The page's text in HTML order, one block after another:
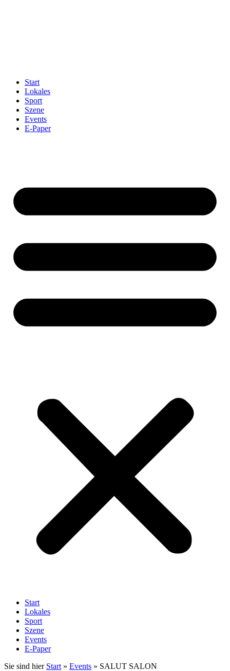
Start
Lokales
Sport
Szene
Events
E-Paper
Start
Lokales
Sport
Szene
Events
E-Paper
Sie sind hier Start » Events » SALUT SALON